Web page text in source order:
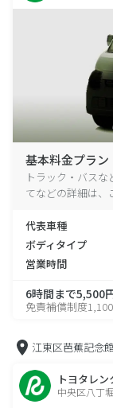
基本料金プラン
トラック・バス
てなどの詳細は、
代表車種
ボディタイプ
営業時間
6時間まで5,500
免責補償制度
江東区芭蕉記念
トヨタレ
中央区八丁